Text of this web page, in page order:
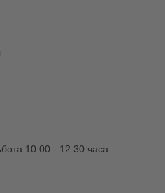
10:00 - 12:30 часа